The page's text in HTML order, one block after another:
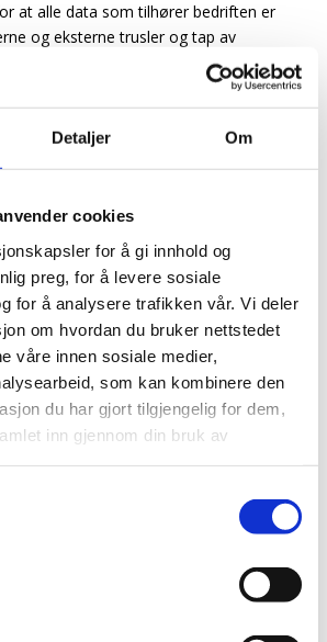
Detaljer Om
cookies
for å gi innhold og
preg, for å levere sosiale
for å analysere trafikken vår. Vi deler
om hvordan du bruker nettstedet
våre innen sosiale medier,
som kan kombinere den
du har gjort tilgjengelig for dem,
inn gjennom din bruk av
at alle data som tilhører bedriften er
og eksterne trusler og tap av
oppgave er å sørge for at dere
måtte oppstå rettes raskt med minst
bedrift, uansett størrelse kan
beste verktøyene til forutsigbare
på sikkerheten.
felles dataløsning for alle ansatte
og enkelt kunne etablere nye